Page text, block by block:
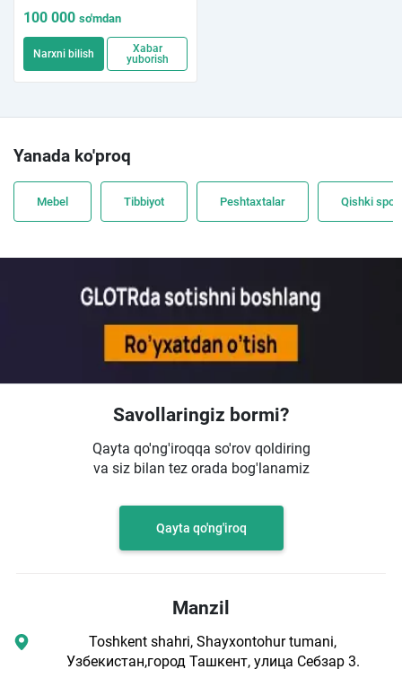
(RVS bulyoni) (500 gr.)
100 000 so'mdan
Narxni bilish
Xabar
yuborish
Yanada ko'proq
Mebel Tibbiyot Peshtaxtalar Qishki sport
Savollaringiz bormi?
Qayta qo'ng'iroqqa so'rov qoldiring
va siz bilan tez orada bog'lanamiz
Qayta qo'ng'iroq
Manzil
Toshkent shahri, Shayxontohur tumani,
Узбекистан,город Ташкент, улица Себзар 3.